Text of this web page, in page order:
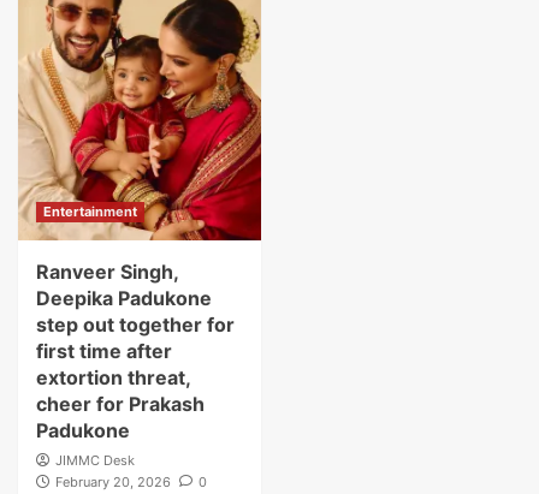
Entertainment
Ranveer Singh,
Deepika Padukone
step out together for
first time after
extortion threat,
cheer for Prakash
Padukone
JIMMC Desk
February 20, 2026
0